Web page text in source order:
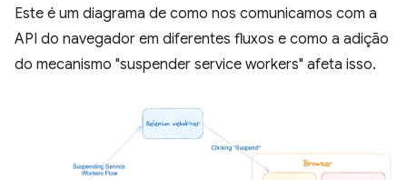
Este é um diagrama de como nos comunicamos com a
API do navegador em diferentes fluxos e como a adição
do mecanismo "suspender service workers" afeta isso.